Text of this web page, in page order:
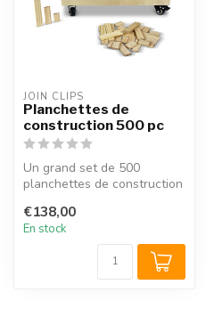
JOIN CLIPS
Planchettes de
construction 500 pc
Un grand set de 500
planchettes de construction
répartie...
€138,00
En stock